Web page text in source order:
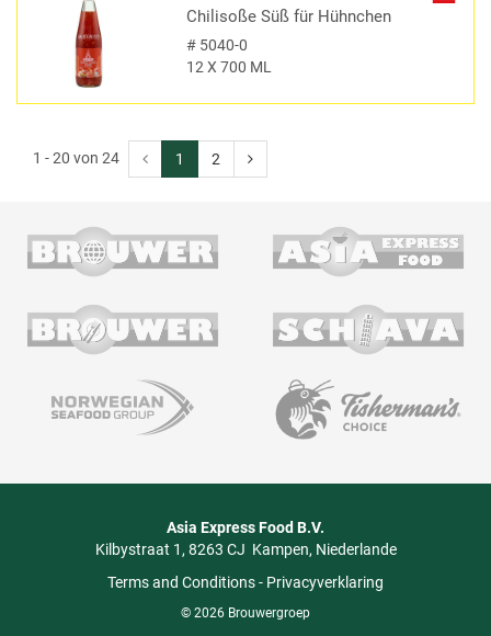
Chilisoße Süß für Hühnchen
#5040-0
12 X 700 ML
1 - 20 von 24 1 2
Asia Express Food B.V.
Kilbystraat 1 8263 CJ Kampen Niederlande
Terms and Conditions- Privacyverklaring
© 2026 Brouwergroep